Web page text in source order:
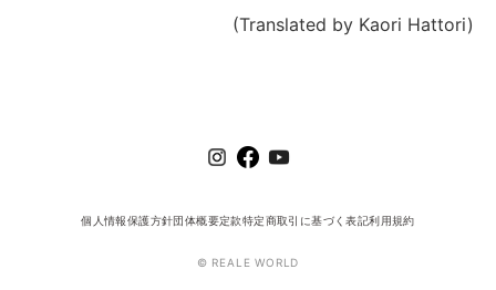
(Translated by Kaori Hattori)
個人情報保護方針団体概要定款特定商取引に基づく表記利用規約
© REALE WORLD